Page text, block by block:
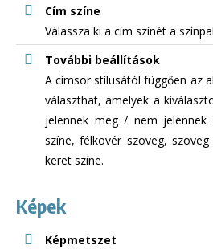
Cím színe
Válassza ki a cím színét a
További beállítások
A címsor stílusától függően az
választhat, amelyek a
jelennek meg / nem
színe, félkövér szöveg,
keret színe.
Képek
Képmetszet